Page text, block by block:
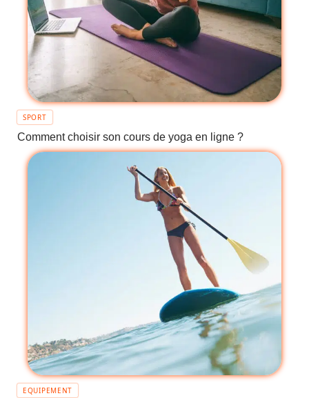
SPORT
Comment choisir son cours de yoga en ligne ?
EQUIPEMENT